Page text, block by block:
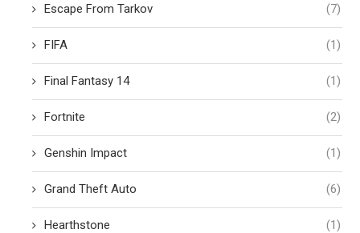
Escape From Tarkov (7)
FIFA (1)
Final Fantasy 14 (1)
Fortnite (2)
Genshin Impact (1)
Grand Theft Auto (6)
Hearthstone (1)